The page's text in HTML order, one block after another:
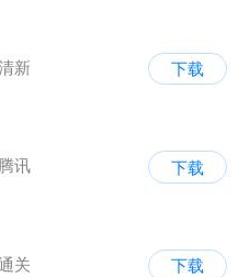
新
下载
腾讯
下载
关
下载